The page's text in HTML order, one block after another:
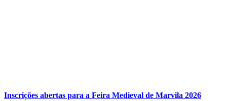
Inscrições abertas para a Feira Medieval de Marvila 2026